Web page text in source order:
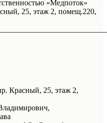
«Медпоток»
25, этаж 2, помещ.220,
Красный, 25, этаж 2,